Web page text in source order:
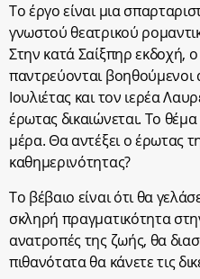
Το έργο είναι μια
γνωστού θεατρικού
Στην κατά Σαίξπηρ εκδοχή,
παντρεύονται
Ιουλιέτας και τον ιερέα
έρωτας δικαιώνεται. Το θέμα
μέρα. Θα αντέξει ο έρωτας
καθημερινότητας?
Το βέβαιο είναι ότι θα
σκληρή πραγματικότητα
ανατροπές της ζωής, θα
πιθανότατα θα κάνετε τις